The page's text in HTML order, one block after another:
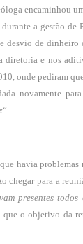
encaminhou
a gestão
desvio de
diretoria e nos
onde pediram
novamente
“.
havia problemas
chegar para a
presentes
que o objetivo da